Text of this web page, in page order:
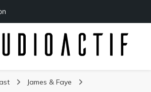
James & Faye